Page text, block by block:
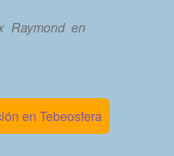
Raymond en
en Tebeosfera